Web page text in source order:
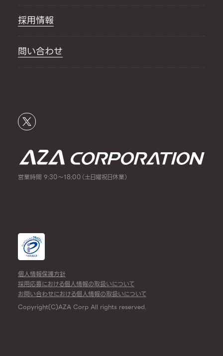
採用情報
問い合わせ
営業時間 9:30～18:00（土日曜祝日休業）
個人情報保護方針
採用応募における個人情報の取扱いについて
お問い合わせにおける個人情報の取扱いについて
Copyright(C)AZA Corp All rights reserved.